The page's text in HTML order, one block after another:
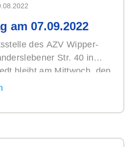
am 07.09.2022
des AZV Wipper-
Str. 40 in
bleibt am Mittwoch, den
einer betrieblichen
ist die telefonische
wählen Sie